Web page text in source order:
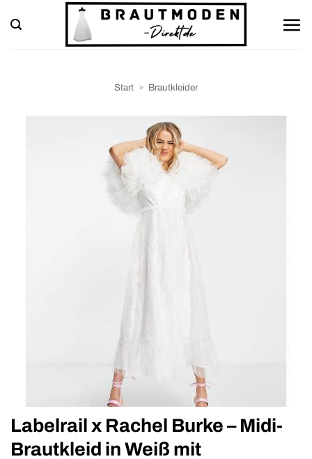
Inhalt
springen
Start » Brautkleider
Labelrail x Rachel Burke – Midi-
Brautkleid in Weiß mit